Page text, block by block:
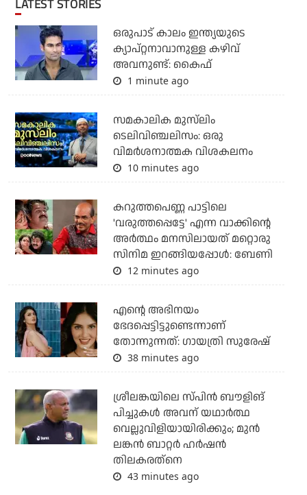
LATEST STORIES
ഒരുപാട് കാലം ഇന്ത്യയുടെ
ക്യാപ്റ്റനാവാനുള്ള കഴിവ്
അവനുണ്ട്: കൈഫ്
1 minute ago
സമകാലിക മുസ്‌ലിം
ടെലിവിഞ്ചലിസം: ഒരു
വിമര്‍ശനാത്മക വിശകലനം
10 minutes ago
കറുത്തപെണ്ണ പാട്ടിലെ
'വരുത്തപ്പെട്ടേ' എന്ന വാക്കിന്റെ
അർത്ഥം മനസിലായത് മറ്റൊരു
സിനിമ ഇറങ്ങിയപ്പോൾ: ബേണി
12 minutes ago
എന്റെ അഭിനയം
ഭേദപ്പെട്ടിട്ടുണ്ടെന്നാണ്
തോന്നുന്നത്: ഗായത്രി സുരേഷ്
38 minutes ago
ശ്രീലങ്കയിലെ സ്പിന്‍ ബൗളിങ്
പിച്ചുകള്‍ അവന് യഥാര്‍ത്ഥ
വെല്ലുവിളിയായിരിക്കും; മുന്‍
ലങ്കന്‍ ബാറ്റര്‍ ഹര്‍ഷന്‍
തിലകരത്‌നെ
43 minutes ago